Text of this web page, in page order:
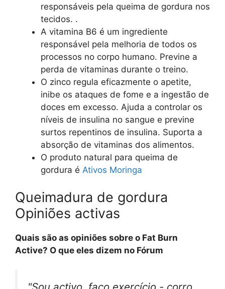
responsáveis pela queima de gordura nos
tecidos. .
A vitamina B6 é um ingrediente
responsável pela melhoria de todos os
processos no corpo humano. Previne a
perda de vitaminas durante o treino.
O zinco regula eficazmente o apetite,
inibe os ataques de fome e a ingestão de
doces em excesso. Ajuda a controlar os
níveis de insulina no sangue e previne
surtos repentinos de insulina. Suporta a
absorção de vitaminas dos alimentos.
O produto natural para queima de
gordura é Ativos Moringa
Queimadura de gordura
Opiniões activas
Quais são as opiniões sobre o Fat Burn
Active? O que eles dizem no Fórum